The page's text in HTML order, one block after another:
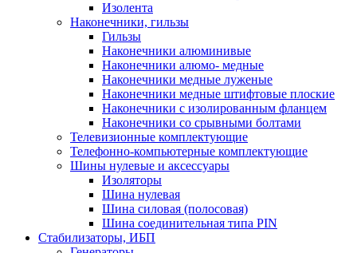
Изолента
Наконечники, гильзы
Гильзы
Наконечники алюминивые
Наконечники алюмо- медные
Наконечники медные луженые
Наконечники медные штифтовые плоские
Наконечники с изолированным фланцем
Наконечники со срывными болтами
Телевизионные комплектующие
Телефонно-компьютерные комплектующие
Шины нулевые и аксессуары
Изоляторы
Шина нулевая
Шина силовая (полосовая)
Шина соединительная типа PIN
Стабилизаторы, ИБП